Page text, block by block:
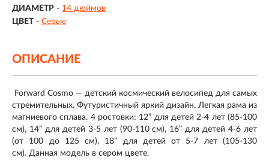
ДИАМЕТР - 14 дюймов
ЦВЕТ - Серые
ОПИСАНИЕ
Forward Cosmo — детский космический велосипед для самых
стремительных. Футуристичный яркий дизайн. Легкая рама из
магниевого сплава. 4 ростовки: 12” для детей 2-4 лет (85-100
см), 14” для детей 3-5 лет (90-110 см), 16” для детей 4-6 лет
(от 100 до 125 см), 18” для детей от 5-7 лет (105-130
см). Данная модель в сером цвете.